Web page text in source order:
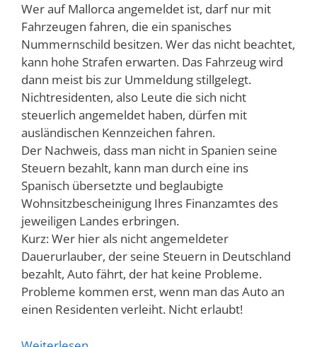
Wer auf Mallorca angemeldet ist, darf nur mit
Fahrzeugen fahren, die ein spanisches
Nummernschild besitzen. Wer das nicht beachtet,
kann hohe Strafen erwarten. Das Fahrzeug wird
dann meist bis zur Ummeldung stillgelegt.
Nichtresidenten, also Leute die sich nicht
steuerlich angemeldet haben, dürfen mit
ausländischen Kennzeichen fahren.
Der Nachweis, dass man nicht in Spanien seine
Steuern bezahlt, kann man durch eine ins
Spanisch übersetzte und beglaubigte
Wohnsitzbescheinigung Ihres Finanzamtes des
jeweiligen Landes erbringen.
Kurz: Wer hier als nicht angemeldeter
Dauerurlauber, der seine Steuern in Deutschland
bezahlt, Auto fährt, der hat keine Probleme.
Probleme kommen erst, wenn man das Auto an
einen Residenten verleiht. Nicht erlaubt!